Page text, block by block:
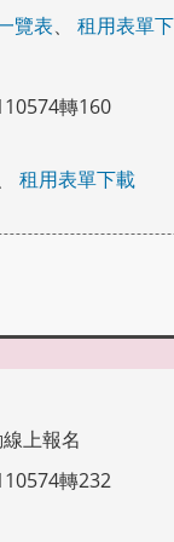
覽表、 租用表單
轉160
租用表單下載
上報名
轉232